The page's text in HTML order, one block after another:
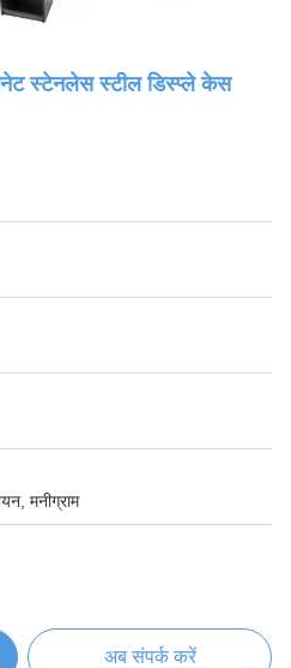
स्टेनलेस स्टील डिस्प्ले केस
मनीग्राम
अब संपर्क करें